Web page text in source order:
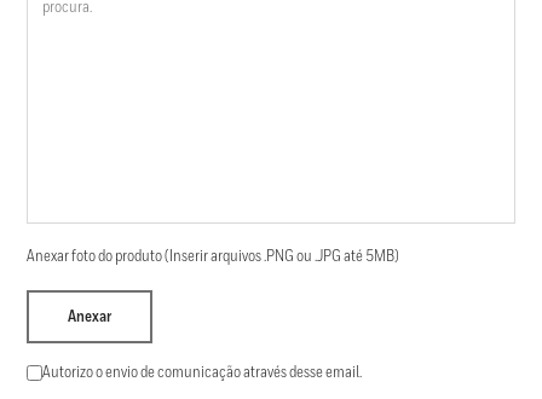
Anexar foto do produto (Inserir arquivos .PNG ou .JPG até 5MB)
Anexar
Autorizo o envio de comunicação através desse email.